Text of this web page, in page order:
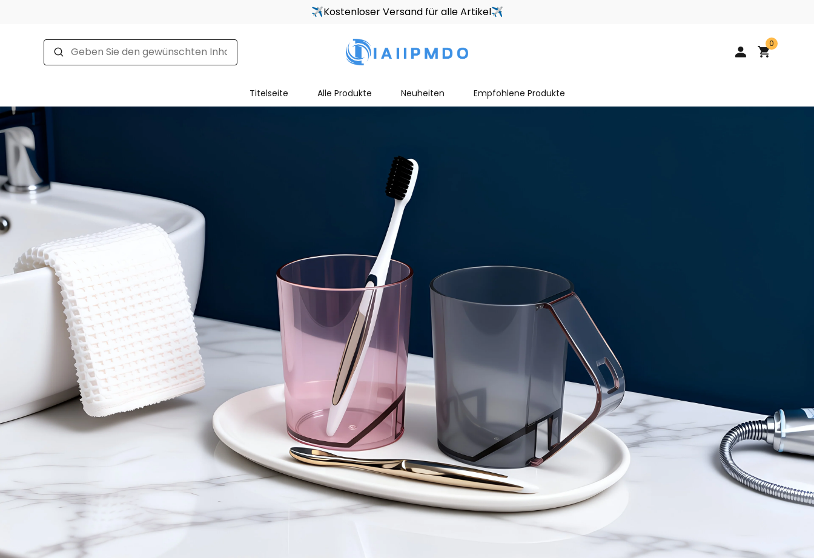
✈Kostenloser Versand für alle Artikel✈
0
Titelseite Alle Produkte Neuheiten Empfohlene Produkte